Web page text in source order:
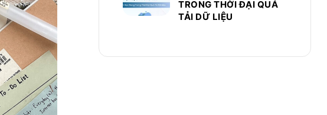
TRONG THỜI ĐẠI QUÁ
TẢI DỮ LIỆU